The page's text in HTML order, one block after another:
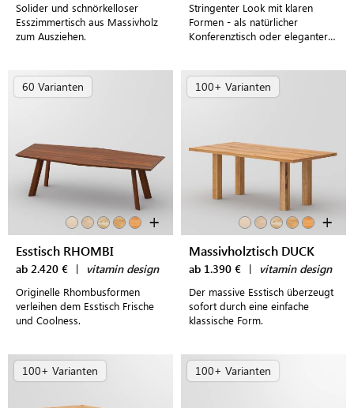
Solider und schnörkelloser
Esszimmertisch aus Massivholz
zum Ausziehen.
Stringenter Look mit klaren
Formen - als natürlicher
Konferenztisch oder eleganter
60 Varianten
+
Esstisch RHOMBI
ab 2.420 € | vitamin design
Originelle Rhombusformen
verleihen dem Esstisch Frische
und Coolness.
100+ Varianten
+
Massivholztisch DUCK
ab 1.390 € | vitamin design
Der massive Esstisch überzeugt
sofort durch eine einfache
klassische Form.
100+ Varianten 100+ Varianten